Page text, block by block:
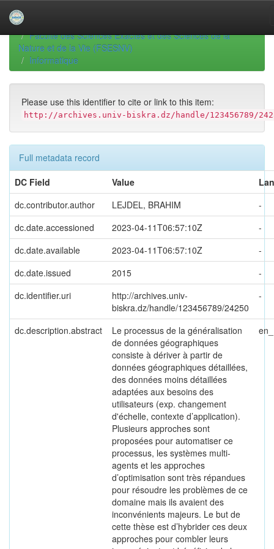
navigationUniversity of Biskra Repository
Faculté des Sciences Exactes et des Sciences de la
Nature et de la Vie (FSESNV)
Informatique
Please use this identifier to cite or link to this item:
http://archives.univ-biskra.dz/handle/123456789/
Full metadata record
DC Field
Value
dc.contributor.author
LEJDEL, BRAHIM
-
dc.date.accessioned
2023-04-11T06:57:10Z
-
dc.date.available
2023-04-11T06:57:10Z
-
dc.date.issued
2015
-
dc.identifier.uri
http://archives.univ-
biskra.dz/handle/123456789/24250
-
dc.description.abstract
Le processus de la généralisation
de données géographiques
consiste à dériver à partir de
données géographiques détaillées,
des données moins détaillées
adaptées aux besoins des
utilisateurs (exp. changement
d'échelle, contexte d’application).
Plusieurs approches sont
proposées pour automatiser ce
processus, les systèmes multi-
agents et les approches
d’optimisation sont très répandues
pour résoudre les problèmes de ce
domaine mais ils avaient des
inconvénients majeurs. Le but de
cette thèse est d’hybrider ces deux
approches pour combler leurs